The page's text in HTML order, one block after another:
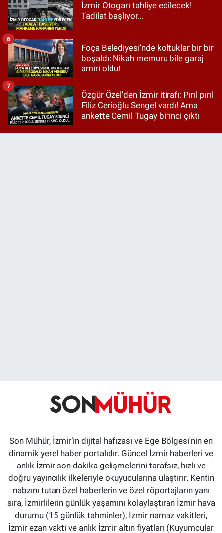
İzmir Otogarı tahliye edilecek!
Tadilat başlıyor...
Foça Belediyesi’nde koltuklar bir bir
boşaldı: Nikah memuru bile garaj
amiri oldu!
6
Özgür Özel'den İzmir itirafı: Pırıl pırıl
Filiz Cerioğlu Sengel vardı! Ama
ankette Cemil Tugay birinci çıktı
7
Son Mühür, İzmir’in dijital hafızası ve Ege Bölgesi'nin en
dinamik yerel haber portalıdır. Güncel İzmir haberleri ve
anlık İzmir son dakika gelişmelerini tarafsız, hızlı ve
doğru yayıncılık ilkeleriyle okuyucularına ulaştırır. Kentin
nabzını tutan özel haberlerin ve özel röportajların yanı
sıra, İzmirlilerin günlük yaşamını kolaylaştıran İzmir hava
durumu (15 günlük tahminler), İzmir namaz vakitleri,
İzmir ezan vakti ve anlık İzmir altın fiyatları (Kuyumcular